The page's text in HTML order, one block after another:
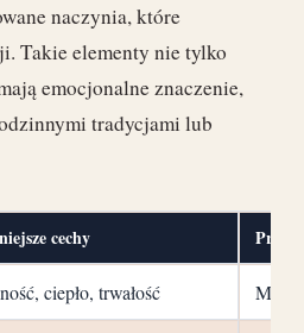
naczynia, które
Takie elementy nie tylko
emocjonalne znaczenie,
tradycjami lub
cechy
ciepło, trwałość